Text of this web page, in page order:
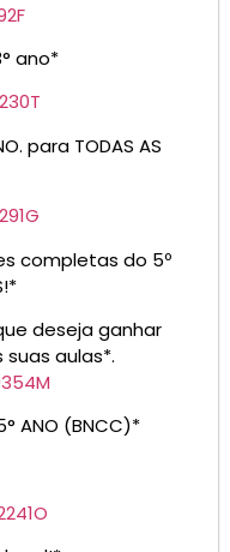
ano*
para TODAS AS
completas do 5º
deseja ganhar
aulas*.
ANO (BNCC)*